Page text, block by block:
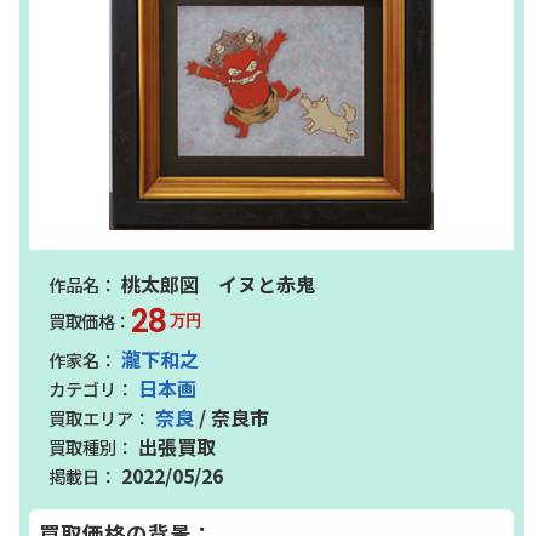
桃太郎図 イヌと赤鬼
28万円
瀧下和之
日本画
奈良 / 奈良市
出張買取
2022/05/26